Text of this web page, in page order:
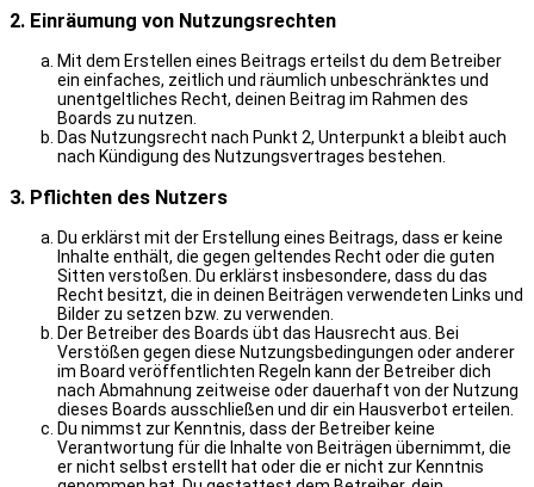
2. Einräumung von Nutzungsrechten
Mit dem Erstellen eines Beitrags erteilst du dem Betreiber
ein einfaches, zeitlich und räumlich unbeschränktes und
unentgeltliches Recht, deinen Beitrag im Rahmen des
Boards zu nutzen.
Das Nutzungsrecht nach Punkt 2, Unterpunkt a bleibt auch
nach Kündigung des Nutzungsvertrages bestehen.
3. Pflichten des Nutzers
Du erklärst mit der Erstellung eines Beitrags, dass er keine
Inhalte enthält, die gegen geltendes Recht oder die guten
Sitten verstoßen. Du erklärst insbesondere, dass du das
Recht besitzt, die in deinen Beiträgen verwendeten Links und
Bilder zu setzen bzw. zu verwenden.
Der Betreiber des Boards übt das Hausrecht aus. Bei
Verstößen gegen diese Nutzungsbedingungen oder anderer
im Board veröffentlichten Regeln kann der Betreiber dich
nach Abmahnung zeitweise oder dauerhaft von der Nutzung
dieses Boards ausschließen und dir ein Hausverbot erteilen.
Du nimmst zur Kenntnis, dass der Betreiber keine
Verantwortung für die Inhalte von Beiträgen übernimmt, die
er nicht selbst erstellt hat oder die er nicht zur Kenntnis